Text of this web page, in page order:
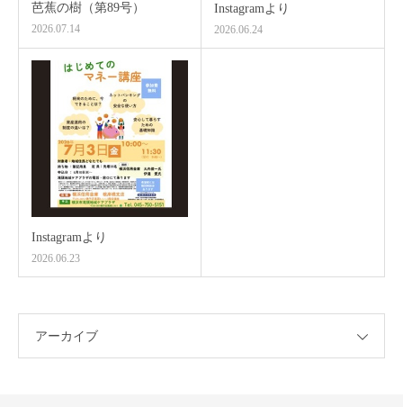
芭蕉の樹（第89号）
2026.07.14
Instagramより
2026.06.24
Instagramより
2026.06.23
アーカイブ